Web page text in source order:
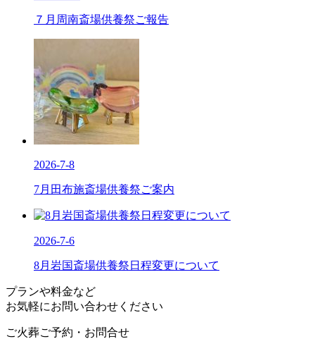
７月周南斎場供養祭ご報告
2026-7-8
7月田布施斎場供養祭ご案内
2026-7-6
8月岩国斎場供養祭日程変更について
プランや料金など
お気軽にお問い合わせください
ご火葬ご予約・お問合せ